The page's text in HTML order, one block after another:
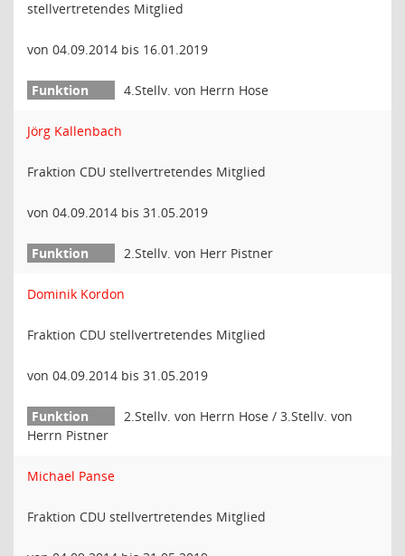
stellvertretendes Mitglied
von 04.09.2014 bis 16.01.2019
4.Stellv. von Herrn Hose
Jörg Kallenbach
Fraktion CDU stellvertretendes Mitglied
von 04.09.2014 bis 31.05.2019
2.Stellv. von Herr Pistner
Dominik Kordon
Fraktion CDU stellvertretendes Mitglied
von 04.09.2014 bis 31.05.2019
2.Stellv. von Herrn Hose / 3.Stellv. von
Herrn Pistner
Michael Panse
Fraktion CDU stellvertretendes Mitglied